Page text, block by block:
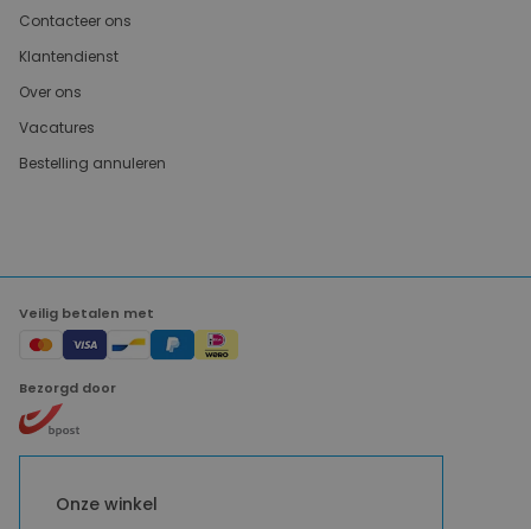
Contacteer ons
Klantendienst
Over ons
Vacatures
Bestelling annuleren
Veilig betalen met
Bezorgd door
Onze winkel